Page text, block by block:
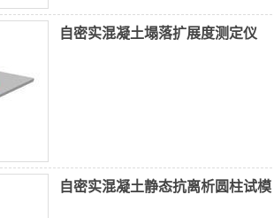
自密实混凝土塌落扩展度测定仪
自密实混凝土静态抗离析圆柱试模